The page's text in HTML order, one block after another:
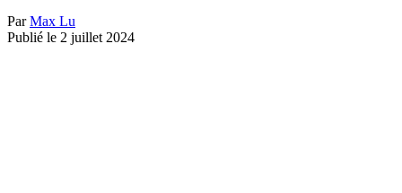
ParMax Lu
Publié le 2 juillet 2024